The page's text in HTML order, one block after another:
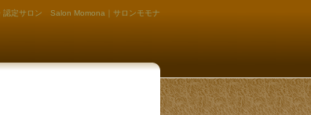
認定サロン Salon Momona｜サロンモモナ